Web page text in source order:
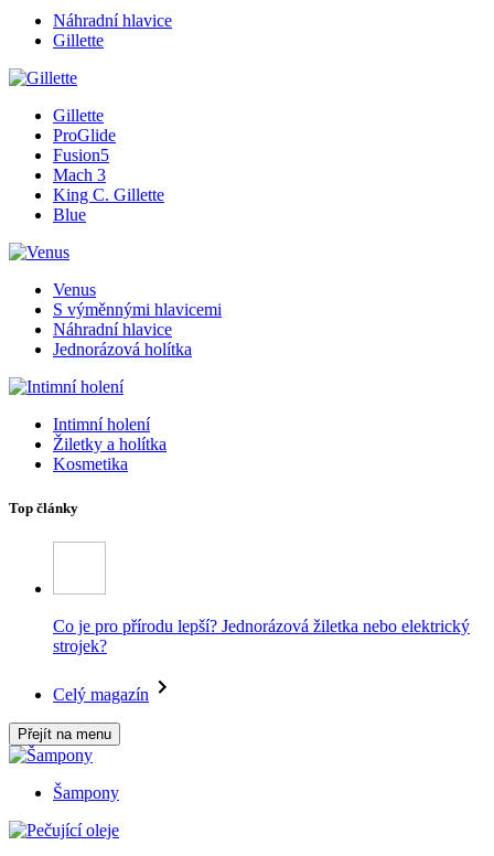
Náhradní hlavice
Gillette
Gillette
ProGlide
Fusion5
Mach 3
King C. Gillette
Blue
Venus
S výměnnými hlavicemi
Náhradní hlavice
Jednorázová holítka
Intimní holení
Žiletky a holítka
Kosmetika
Top články
Co je pro přírodu lepší? Jednorázová žiletka nebo elektrický
strojek?
Celý magazín
Přejít na menu
Šampony